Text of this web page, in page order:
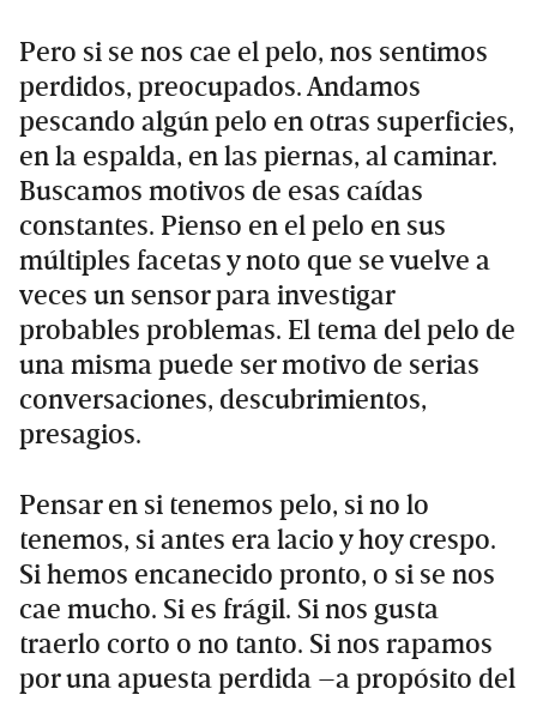
Pero si se nos cae el pelo, nos sentimos
perdidos, preocupados. Andamos
pescando algún pelo en otras superficies,
en la espalda, en las piernas, al caminar.
Buscamos motivos de esas caídas
constantes. Pienso en el pelo en sus
múltiples facetas y noto que se vuelve a
veces un sensor para investigar
probables problemas. El tema del pelo de
una misma puede ser motivo de serias
conversaciones, descubrimientos,
presagios.
Pensar en si tenemos pelo, si no lo
tenemos, si antes era lacio y hoy crespo.
Si hemos encanecido pronto, o si se nos
cae mucho. Si es frágil. Si nos gusta
traerlo corto o no tanto. Si nos rapamos
por una apuesta perdida –a propósito del